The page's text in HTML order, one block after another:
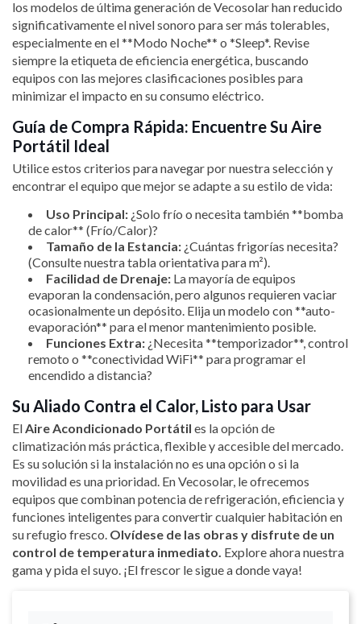
los modelos de última generación de Vecosolar han reducido
significativamente el nivel sonoro para ser más tolerables,
especialmente en el **Modo Noche** o *Sleep*. Revise
siempre la etiqueta de eficiencia energética, buscando
equipos con las mejores clasificaciones posibles para
minimizar el impacto en su consumo eléctrico.
Guía de Compra Rápida: Encuentre Su Aire
Portátil Ideal
Utilice estos criterios para navegar por nuestra selección y
encontrar el equipo que mejor se adapte a su estilo de vida:
Uso Principal: ¿Solo frío o necesita también **bomba
de calor** (Frío/Calor)?
Tamaño de la Estancia: ¿Cuántas frigorías necesita?
(Consulte nuestra tabla orientativa para m²).
Facilidad de Drenaje: La mayoría de equipos
evaporan la condensación, pero algunos requieren vaciar
ocasionalmente un depósito. Elija un modelo con **auto-
evaporación** para el menor mantenimiento posible.
Funciones Extra: ¿Necesita **temporizador**, control
remoto o **conectividad WiFi** para programar el
encendido a distancia?
Su Aliado Contra el Calor, Listo para Usar
ElAire Acondicionado Portátil es la opción de
climatización más práctica, flexible y accesible del mercado.
Es su solución si la instalación no es una opción o si la
movilidad es una prioridad. En Vecosolar, le ofrecemos
equipos que combinan potencia de refrigeración, eficiencia y
funciones inteligentes para convertir cualquier habitación en
su refugio fresco. Olvídese de las obras y disfrute de un
control de temperatura inmediato. Explore ahora nuestra
gama y pida el suyo. ¡El frescor le sigue a donde vaya!